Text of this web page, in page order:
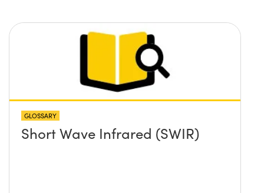
GLOSSARY
Short Wave Infrared (SWIR)